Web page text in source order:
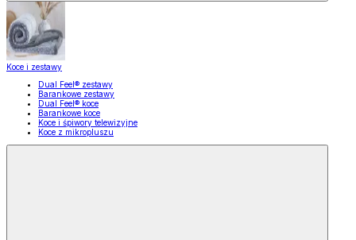
Koce i zestawy
Dual Feel® zestawy
Barankowe zestawy
Dual Feel® koce
Barankowe koce
Koce i śpiwory telewizyjne
Koce z mikropluszu